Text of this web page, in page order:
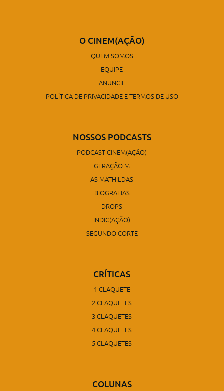
O CINEM(AÇÃO)
QUEM SOMOS
EQUIPE
ANUNCIE
POLÍTICA DE PRIVACIDADE E TERMOS DE USO
NOSSOS PODCASTS
PODCAST CINEM(AÇÃO)
GERAÇÃO M
AS MATHILDAS
BIOGRAFIAS
DROPS
INDIC(AÇÃO)
SEGUNDO CORTE
CRÍTICAS
1 CLAQUETE
2 CLAQUETES
3 CLAQUETES
4 CLAQUETES
5 CLAQUETES
COLUNAS